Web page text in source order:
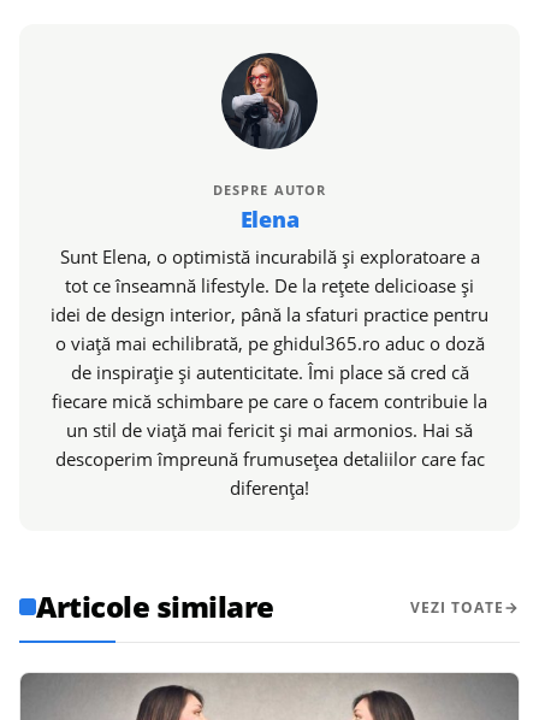
DESPRE AUTOR
Elena
Sunt Elena, o optimistă incurabilă și exploratoare a
tot ce înseamnă lifestyle. De la rețete delicioase și
idei de design interior, până la sfaturi practice pentru
o viață mai echilibrată, pe ghidul365.ro aduc o doză
de inspirație și autenticitate. Îmi place să cred că
fiecare mică schimbare pe care o facem contribuie la
un stil de viață mai fericit și mai armonios. Hai să
descoperim împreună frumusețea detaliilor care fac
diferența!
Articole similare VEZI TOATE